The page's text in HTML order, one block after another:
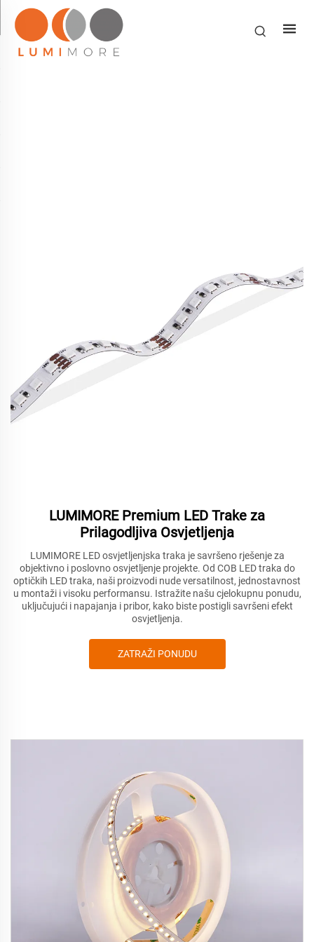
LUMIMORE Premium LED Trake za
Prilagodljiva Osvjetljenja
LUMIMORE LED osvjetljenjska traka je savršeno rješenje za
objektivno i poslovno osvjetljenje projekte. Od COB LED traka do
optičkih LED traka, naši proizvodi nude versatilnost, jednostavnost
u montaži i visoku performansu. Istražite našu cjelokupnu ponudu,
uključujući i napajanja i pribor, kako biste postigli savršeni efekt
osvjetljenja.
ZATRAŽI PONUDU